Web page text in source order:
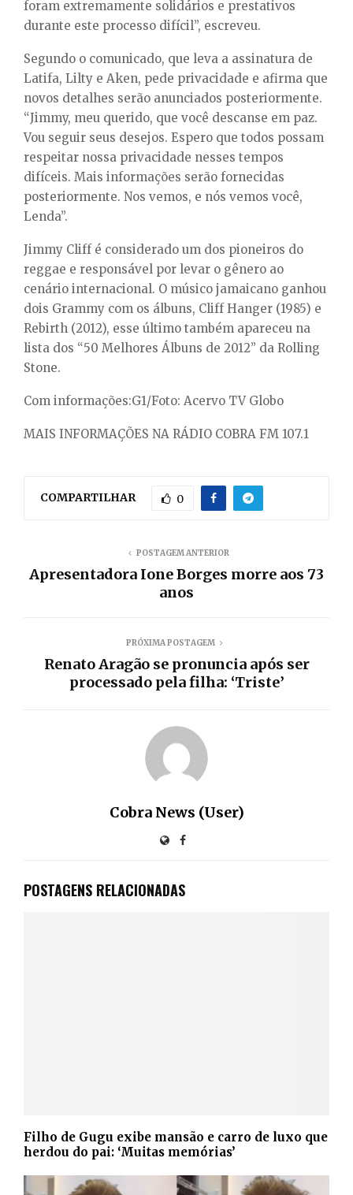
foram extremamente solidários e prestativos
durante este processo difícil”, escreveu.
Segundo o comunicado, que leva a assinatura de
Latifa, Lilty e Aken, pede privacidade e afirma que
novos detalhes serão anunciados posteriormente.
“Jimmy, meu querido, que você descanse em paz.
Vou seguir seus desejos. Espero que todos possam
respeitar nossa privacidade nesses tempos
difíceis. Mais informações serão fornecidas
posteriormente. Nos vemos, e nós vemos você,
Lenda”.
Jimmy Cliff é considerado um dos pioneiros do
reggae e responsável por levar o gênero ao
cenário internacional. O músico jamaicano ganhou
dois Grammy com os álbuns, Cliff Hanger (1985) e
Rebirth (2012), esse último também apareceu na
lista dos “50 Melhores Álbuns de 2012” da Rolling
Stone.
Com informações:G1/Foto: Acervo TV Globo
MAIS INFORMAÇÕES NA RÁDIO COBRA FM 107.1
COMPARTILHAR 0
POSTAGEM ANTERIOR
Apresentadora Ione Borges morre aos 73
anos
PRÓXIMA POSTAGEM
Renato Aragão se pronuncia após ser
processado pela filha: ‘Triste’
Cobra News (User)
POSTAGENS RELACIONADAS
Filho de Gugu exibe mansão e carro de luxo que
herdou do pai: ‘Muitas memórias’